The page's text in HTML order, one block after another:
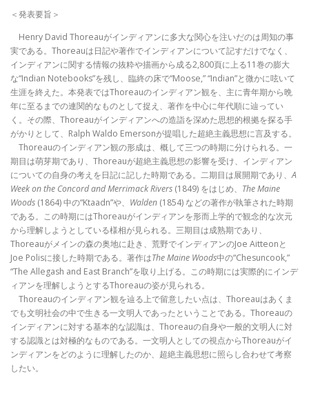
＜発表要旨＞
Henry David Thoreauがインディアンに多大な関心を注いだのは周知の事
実である。Thoreauは日記や著作でインディアンについて記すだけでなく、
インディアンに関する情報の抜粋や描画から成る2,800頁に上る11巻の膨大
な“Indian Notebooks”を残し、臨終の床で“Moose,” “Indian”と微かに呟いて
生涯を終えた。本発表ではThoreauのインディアン観を、主に青年期から晩
年に至るまでの連関的なものとして捉え、著作を中心に年代順に辿ってい
く。その際、Thoreauがインディアンへの造詣を深めた思想的根拠を探る手
がかりとして、Ralph Waldo Emersonが提唱した超絶主義思想に言及する。
Thoreauのインディアン観の形成は、概して三つの時期に分けられる。一
期目は萌芽期であり、Thoreauが超絶主義思想の影響を受け、インディアン
についての自身の考えを日記に記した時期である。二期目は展開期であり、A
Week on the Concord and Merrimack Rivers (1849) をはじめ、 The Maine
Woods (1864) 中の“Ktaadn”や、 Walden (1854) などの著作が執筆された時期
である。この時期にはThoreauがインディアンを形而上学的で観念的な次元
から理解しようとしている様相が見られる。三期目は成熟期であり、
Thoreauがメインの森の奥地に赴き、荒野でインディアンのJoe Aitteonと
Joe Polisに接した時期である。著作はThe Maine Woods中の“Chesuncook,”
“The Allegash and East Branch”を取り上げる。この時期には実際的にインデ
ィアンを理解しようとするThoreauの姿が見られる。
Thoreauのインディアン観を辿る上で留意したい点は、Thoreauはあくま
でも文明社会の中で生きる一文明人であったということである。Thoreauの
インディアンに対する基本的な認識は、Thoreauの自身や一般的文明人に対
する認識とは対極的なものである。一文明人としての視点からThoreauがイ
ンディアンをどのように理解したのか、超絶主義思想に照らし合わせて考察
したい。